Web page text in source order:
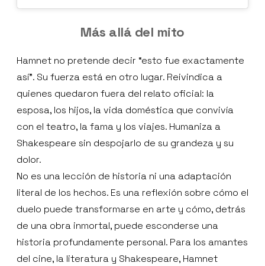
Más allá del mito
Hamnet no pretende decir “esto fue exactamente
así”. Su fuerza está en otro lugar. Reivindica a
quienes quedaron fuera del relato oficial: la
esposa, los hijos, la vida doméstica que convivía
con el teatro, la fama y los viajes. Humaniza a
Shakespeare sin despojarlo de su grandeza y su
dolor.
No es una lección de historia ni una adaptación
literal de los hechos. Es una reflexión sobre cómo el
duelo puede transformarse en arte y cómo, detrás
de una obra inmortal, puede esconderse una
historia profundamente personal. Para los amantes
del cine, la literatura y Shakespeare, Hamnet